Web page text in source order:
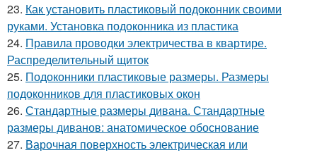
23. Как установить пластиковый подоконник своими
руками. Установка подоконника из пластика
24. Правила проводки электричества в квартире.
Распределительный щиток
25. Подоконники пластиковые размеры. Размеры
подоконников для пластиковых окон
26. Стандартные размеры дивана. Стандартные
размеры диванов: анатомическое обоснование
27. Варочная поверхность электрическая или